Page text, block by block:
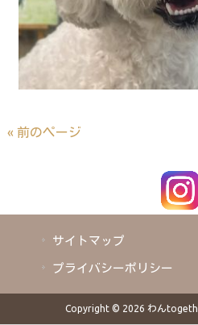
« 前のページ
サイトマップ
プライバシーポリシー
Copyright © 2026 わん